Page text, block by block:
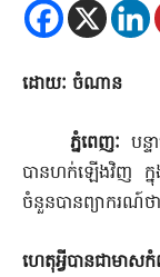
ដោយៈ ចំណាន
ភ្នំពេញៈបន្
បានហក់ឡើងវិញ ក្នុ
ចំនួនបានព្យាករណ៍ថ
ហេតុអ្វីបានជាមាស